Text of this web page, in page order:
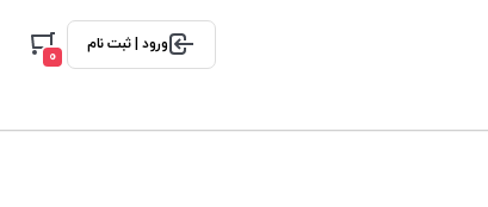
ورود | ثبت نام
0